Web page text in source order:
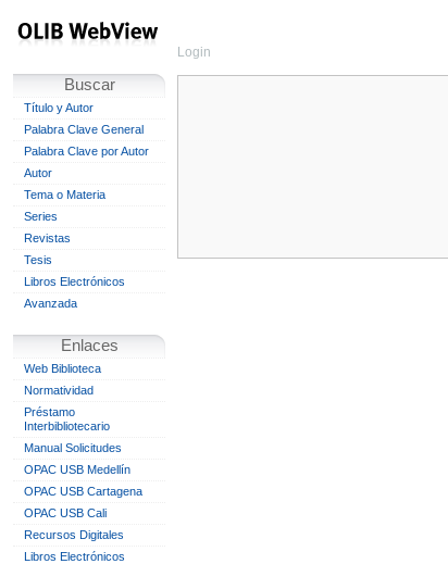
Buscar
Título y Autor
Palabra Clave General
Palabra Clave por Autor
Autor
Tema o Materia
Series
Revistas
Tesis
Libros Electrónicos
Avanzada
Enlaces
Web Biblioteca
Normatividad
Préstamo
Interbibliotecario
Manual Solicitudes
OPAC USB Medellín
OPAC USB Cartagena
OPAC USB Cali
Recursos Digitales
Libros Electrónicos
Login